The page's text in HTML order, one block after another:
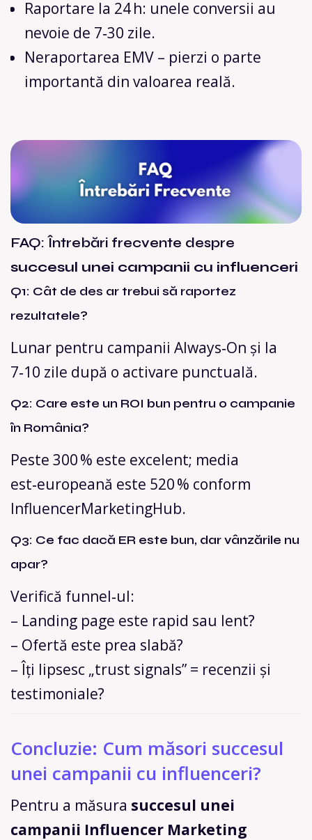
Raportare la 24 h: unele conversii au
nevoie de 7‑30 zile.
Neraportarea EMV – pierzi o parte
importantă din valoarea reală.
FAQ: Întrebări frecvente despre
succesul unei campanii cu influenceri
Q1: Cât de des ar trebui să raportez
rezultatele?
Lunar pentru campanii Always‑On și la
7‑10 zile după o activare punctuală.
Q2: Care este un ROI bun pentru o campanie
în România?
Peste 300 % este excelent; media
est‑europeană este 520 % conform
InfluencerMarketingHub.
Q3: Ce fac dacă ER este bun, dar vânzările nu
apar?
Verifică funnel‑ul:
– Landing page este rapid sau lent?
– Ofertă este prea slabă?
– Îți lipsesc „trust signals” = recenzii și
testimoniale?
Concluzie: Cum măsori succesul
unei campanii cu influenceri?
Pentru a măsura succesul unei
campanii Influencer Marketing